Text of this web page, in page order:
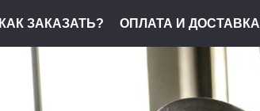
КАК ЗАКАЗАТЬ? ОПЛАТА И ДОСТАВКА